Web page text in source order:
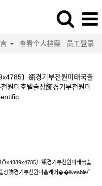
查看个人档案 员工登录
〕谻경기부천원미태국출
원미호텔출장飾경기부천원미
（当
〕谻경기부천원미태국출
장飾경기부천원미홈케어��liveable/"